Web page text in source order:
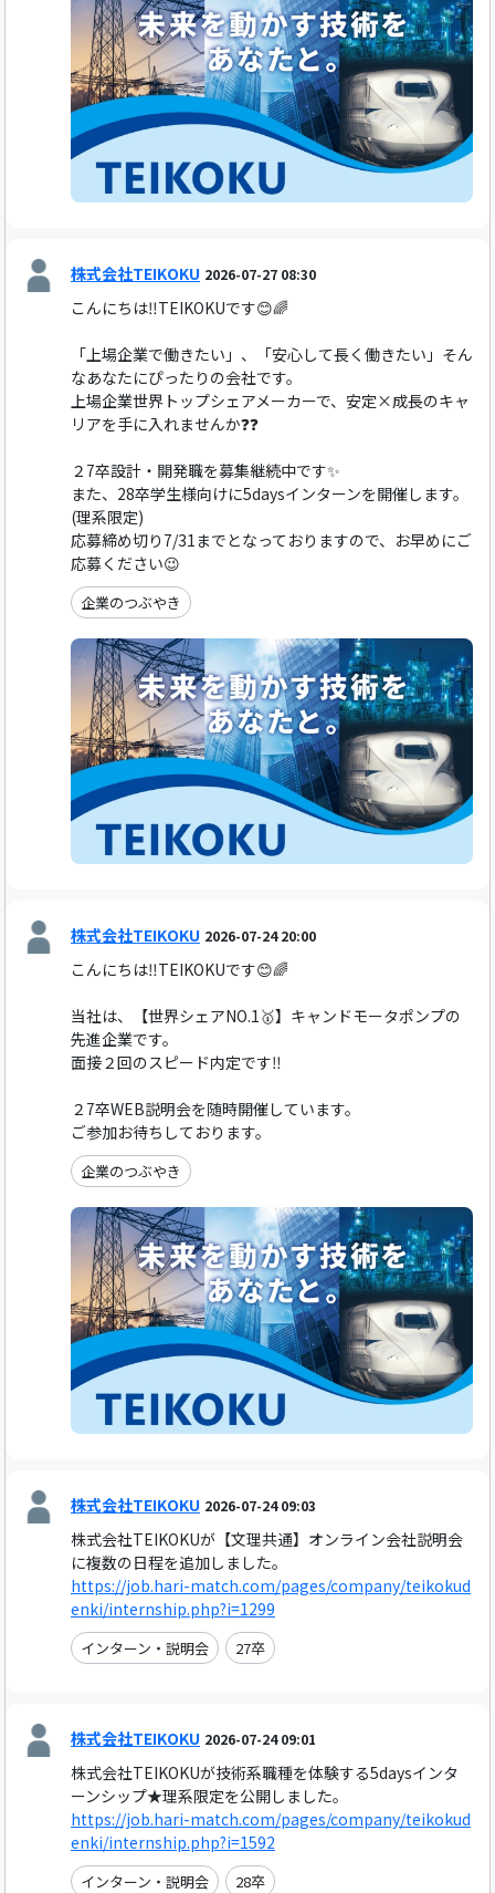
株式会社TEIKOKU 2026-07-27 08:30
こんにちは‼️TEIKOKUです😊🌈
「上場企業で働きたい」、「安心して長く働きたい」そん
なあなたにぴったりの会社です。
上場企業世界トップシェアメーカーで、安定×成長のキャ
リアを手に入れませんか❓❓
２7卒設計・開発職を募集継続中です✨
また、28卒学生様向けに5daysインターンを開催します。
(理系限定)
応募締め切り7/31までとなっておりますので、お早めにご
応募ください😉
企業のつぶやき
株式会社TEIKOKU 2026-07-24 20:00
こんにちは‼️TEIKOKUです😊🌈
当社は、【世界シェアNO.1🥇】キャンドモータポンプの
先進企業です。
面接２回のスピード内定です‼️
２7卒WEB説明会を随時開催しています。
ご参加お待ちしております。
企業のつぶやき
株式会社TEIKOKU 2026-07-24 09:03
株式会社TEIKOKUが【文理共通】オンライン会社説明会
に複数の日程を追加しました。
https://job.hari-match.com/pages/company/teikokud
enki/internship.php?i=1299
インターン・説明会 27卒
株式会社TEIKOKU 2026-07-24 09:01
株式会社TEIKOKUが技術系職種を体験する5daysインタ
ーンシップ★理系限定を公開しました。
https://job.hari-match.com/pages/company/teikokud
enki/internship.php?i=1592
インターン・説明会 28卒